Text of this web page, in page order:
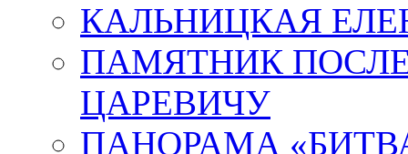
КАЛЬНИЦКАЯ
ПАМЯТНИК
ЦАРЕВИЧУ
ПАНОРАМА